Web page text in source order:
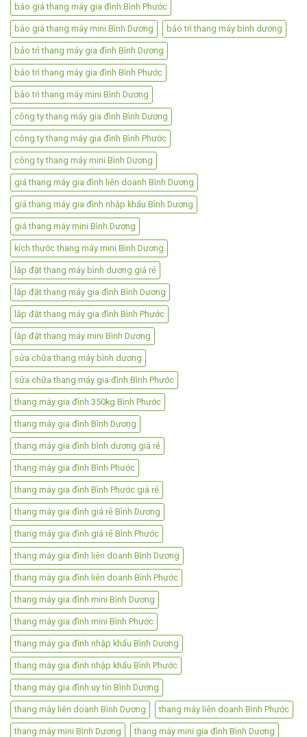
báo giá thang máy gia đình Bình Phước
báo giá thang máy mini Bình Dương bảo trì thang máy bình dương
bảo trì thang máy gia đình Bình Dương
bảo trì thang máy gia đình Bình Phước
bảo trì thang máy mini Bình Dương
công ty thang máy gia đình Bình Dương
công ty thang máy gia đình Bình Phước
công ty thang máy mini Bình Dương
giá thang máy gia đình liên doanh Bình Dương
giá thang máy gia đình nhập khẩu Bình Dương
giá thang máy mini Bình Dương
kích thước thang máy mini Bình Dương
lắp đặt thang máy bình dương giá rẻ
lắp đặt thang máy gia đình Bình Dương
lắp đặt thang máy gia đình Bình Phước
lắp đặt thang máy mini Bình Dương
sửa chữa thang máy bình dương
sửa chữa thang máy gia đình Bình Phước
thang máy gia đình 350kg Bình Phước
thang máy gia đình Bình Dương
thang máy gia đình bình dương giá rẻ
thang máy gia đình Bình Phước
thang máy gia đình Bình Phước giá rẻ
thang máy gia đình giá rẻ Bình Dương
thang máy gia đình giá rẻ Bình Phước
thang máy gia đình liên doanh Bình Dương
thang máy gia đình liên doanh Bình Phước
thang máy gia đình mini Bình Dương
thang máy gia đình mini Bình Phước
thang máy gia đình nhập khẩu Bình Dương
thang máy gia đình nhập khẩu Bình Phước
thang máy gia đình uy tín Bình Dương
thang máy liên doanh Bình Dương thang máy liên doanh Bình Phước
thang máy mini Bình Dương thang máy mini gia đình Bình Dương